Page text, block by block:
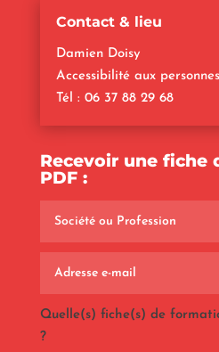
Contact & lieu
Damien Doisy
Accessibilité aux
Tél : 06 37 88 29 68
Recevoir une fiche
PDF :
Quelle(s) fiche(s) de
?